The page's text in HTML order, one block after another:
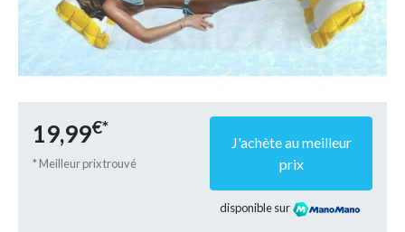
19,99€*
* Meilleur prix trouvé
J'achète au meilleur
prix
disponible sur